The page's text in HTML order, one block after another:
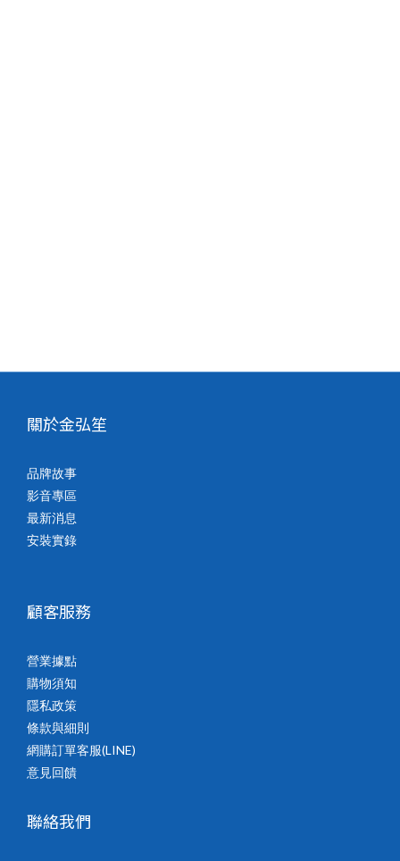
關於金弘笙
品牌故事
影音專區
最新消息
安裝實錄
顧客服務
營業據點
購物須知
隱私政策
條款與細則
網購訂單客服(LINE)
意見回饋
聯絡我們